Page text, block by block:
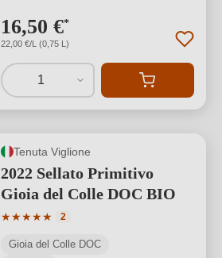
16,50 €*
22,00 €/L (0,75 L)
1
Tenuta Viglione
2022 Sellato Primitivo
Gioia del Colle DOC BIO
★★★★★
Valutazione media di 5 su 5 stelle
2
Gioia del Colle DOC